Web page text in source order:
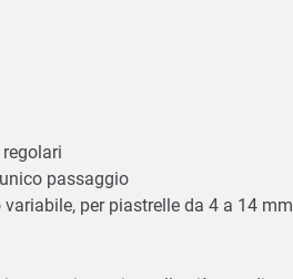
passaggio
per piastrelle da 4 a 14 mm